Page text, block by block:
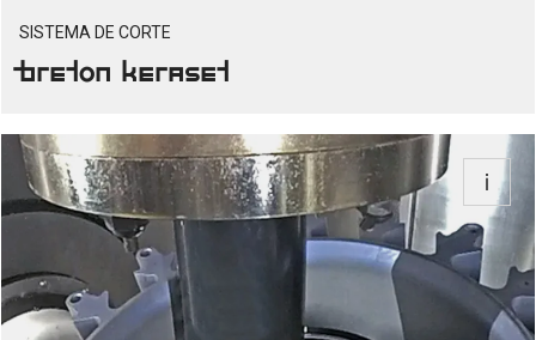
SISTEMA DE CORTE
Breton Keraset